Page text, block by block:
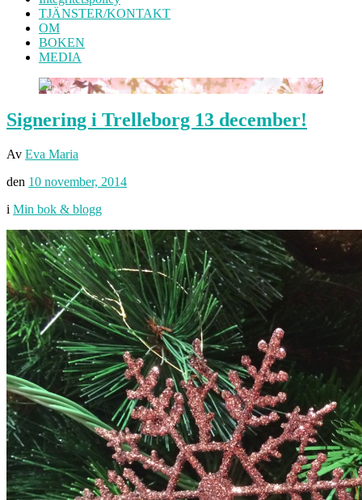
TJÄNSTER/KONTAKT
OM
BOKEN
MEDIA
Signering i Trelleborg 13 december!
Av Eva Maria
den 10 november, 2014
i Min bok & blogg